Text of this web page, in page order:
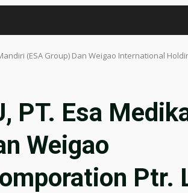
(ESA Group) Dan Weigao International
PT. Esa
Weigao
Ptr.